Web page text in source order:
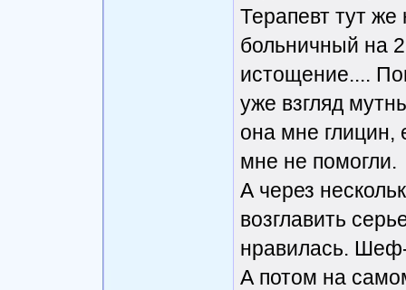
Терапевт тут же
больничный на
истощение....
уже взгляд
она мне глицин,
мне не помогли.
А через
возглавить
нравилась.
А потом на